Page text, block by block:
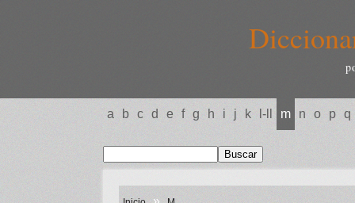
a b c d e f g h i j k l-ll m n o p q